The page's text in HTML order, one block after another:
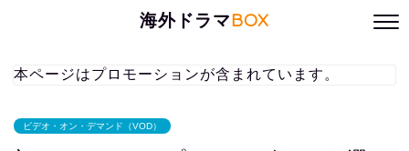
海外ドラマBOX
本ページはプロモーションが含まれています。
ビデオ・オン・デマンド（VOD）